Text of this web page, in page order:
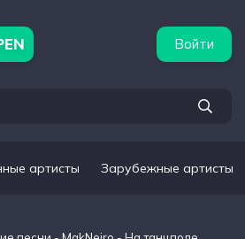
Войти
артисты Зарубежные артисты
подборки